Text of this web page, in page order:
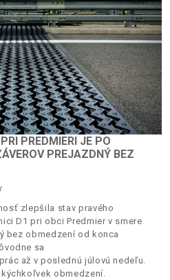
PREDMIERI JE PO
PREJAZDNÝ BEZ
zlepšila stav pravého
D1 pri obci Predmier v smere
bez obmedzení od konca
sa
až v poslednú júlovú nedeľu.
obmedzení.